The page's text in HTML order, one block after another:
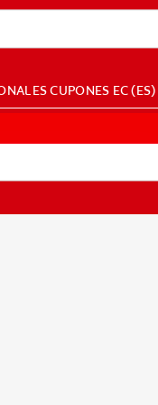
CUPONES EC (ES)